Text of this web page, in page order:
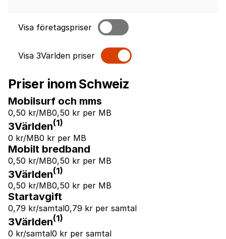
Visa företagspriser
Visa 3Världen priser
Priser inom Schweiz
Mobilsurf och mms
0,50 kr/MB0,50 kr per MB
3Världen(1)
0 kr/MB0 kr per MB
Mobilt bredband
0,50 kr/MB0,50 kr per MB
3Världen(1)
0,50 kr/MB0,50 kr per MB
Startavgift
0,79 kr/samtal0,79 kr per samtal
3Världen(1)
0 kr/samtal0 kr per samtal